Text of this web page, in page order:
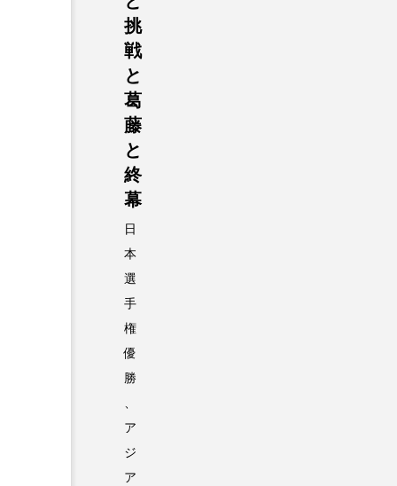
挑
戦
と
葛
藤
と
終
幕
日
本
選
手
権
優
勝
ア
ジ
ア